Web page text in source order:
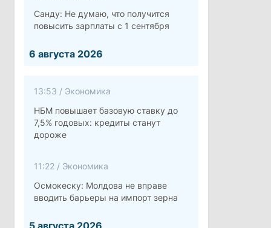
Санду: Не думаю, что получится
повысить зарплаты с 1 сентября
6 августа 2026
13:53 / Экономика
НБМ повышает базовую ставку до
7,5% годовых: кредиты станут
дороже
11:22 / Экономика
Осмокеску: Молдова не вправе
вводить барьеры на импорт зерна
5 августа 2026